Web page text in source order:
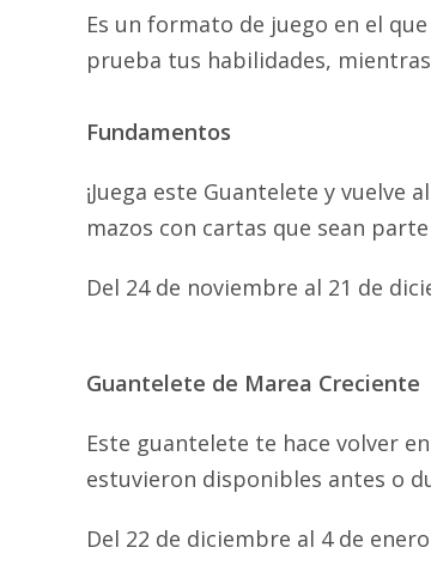
Es un formato de juego en el
prueba tus habilidades,
Fundamentos
¡Juega este Guantelete y
mazos con cartas que sean
Del 24 de noviembre al 21 de
Guantelete de Marea Creciente
Este guantelete te hace volver
estuvieron disponibles antes o
Del 22 de diciembre al 4 de enero